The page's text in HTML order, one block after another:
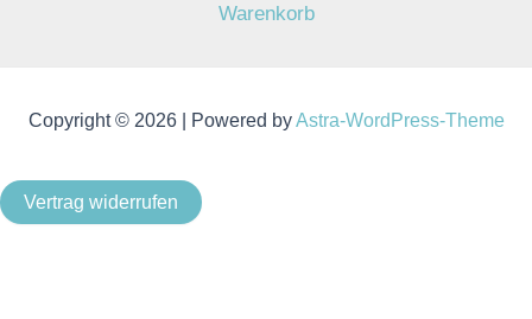
Warenkorb
Copyright © 2026 | Powered byAstra-WordPress-Theme
Vertrag widerrufen